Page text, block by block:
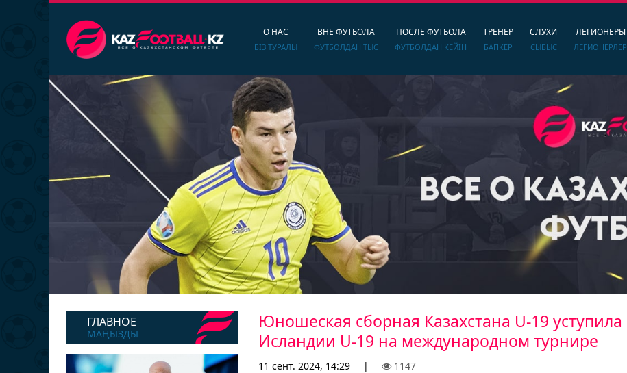
О НАС
БІЗ ТУРАЛЫ
ВНЕ ФУТБОЛА
ФУТБОЛДАН ТЫС
ПОСЛЕ ФУТБОЛА
ФУТБОЛДАН КЕЙІН
ТРЕНЕР
БАПКЕР
СЛУХИ
СЫБЫС
ЛЕГИОНЕРЫ
ЛЕГИОНЕРЛЕР
ГЛАВНОЕ
МАҢЫЗДЫ
Юношеская сборная Казахстана U-19 уступила
Исландии U-19 на международном турнире
11 сент. 2024, 14:29 | 1147